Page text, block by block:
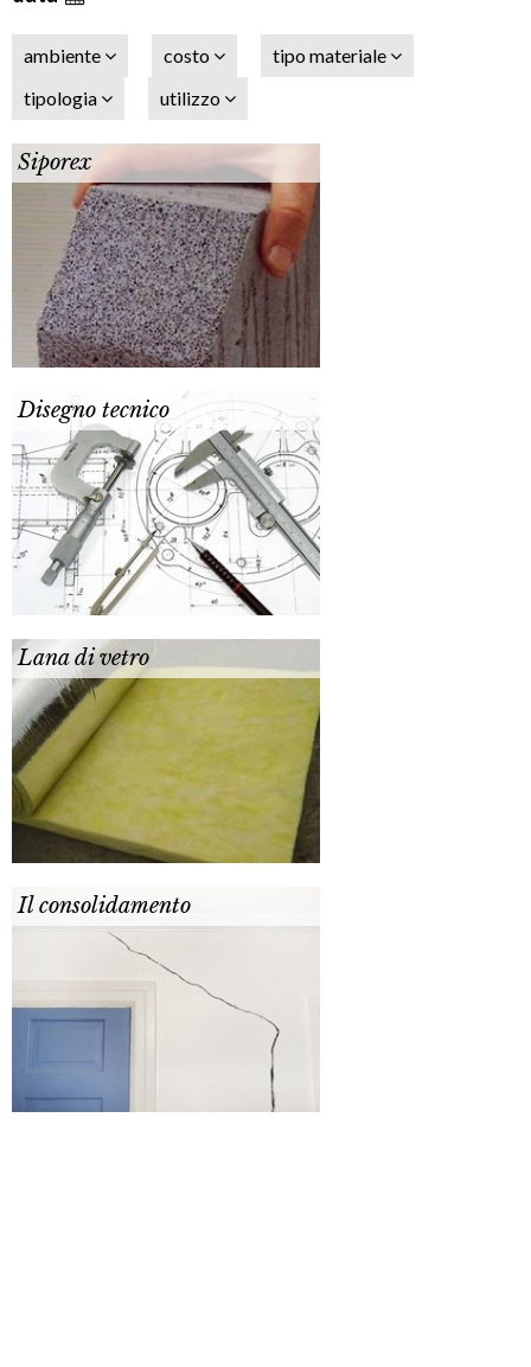
ambiente costo
tipo materiale
tipologia
utilizzo
Siporex
Disegno tecnico
Lana di vetro
Il consolidamento